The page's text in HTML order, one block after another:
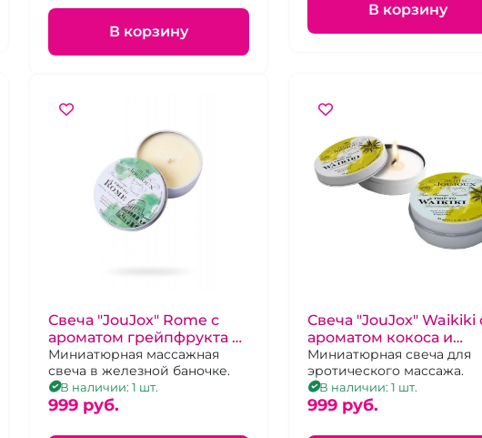
В корзину
В корзину
Свеча "JouJox" Rome с
ароматом грейпфрукта и
бергамота
Миниатюрная массажная
свеча в железной баночке.
В наличии: 1 шт.
999 pуб.
Свеча "JouJox" Waikiki
ароматом кокоса и
ананаса
Миниатюрная свеча для
эротического массажа.
В наличии: 1 шт.
999 pуб.